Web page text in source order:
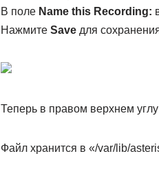
В поле Name this Recording:
Нажмите Saveдля
Теперь в правом верхнем
Файл хранится в «/var/lib/